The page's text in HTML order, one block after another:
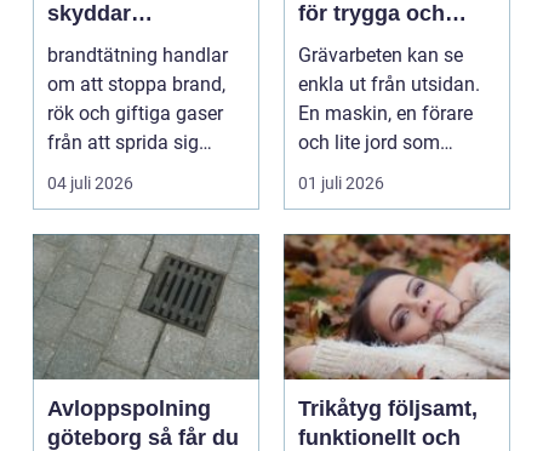
skyddar
fastigheter
brandtätning handlar
om att stoppa brand,
rök och giftiga gaser
från att sprida sig
mellan olika del...
04 juli 2026
för trygga och
hållbara projekt
Grävarbeten kan se
enkla ut från utsidan.
En maskin, en förare
och lite jord som
flyttas. I praktike...
01 juli 2026
Avloppspolning
göteborg så får du
Trikåtyg följsamt,
funktionellt och